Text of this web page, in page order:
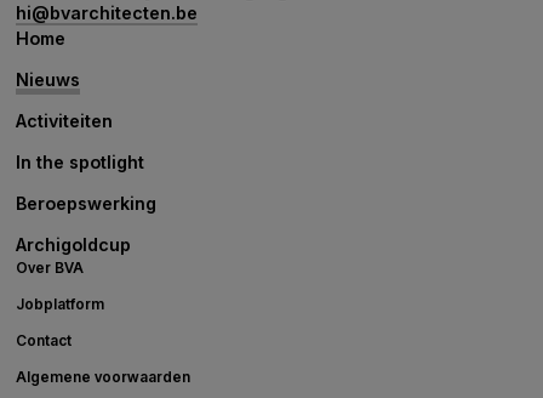
hi@bvarchitecten.be
Home
Nieuws
Activiteiten
In the spotlight
Beroepswerking
Archigoldcup
Over BVA
Jobplatform
Contact
Algemene voorwaarden